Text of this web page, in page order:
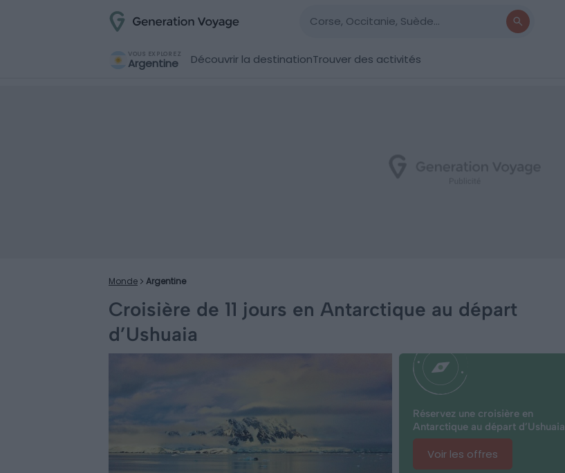
VOUS EXPLOREZ
Argentine Découvrir la destinationTrouver des activités
Monde Argentine
Croisière de 11 jours en Antarctique au départ
d’Ushuaia
Réservez une croisière en
Antarctique au départ d’Ushuaia
Voir les offres